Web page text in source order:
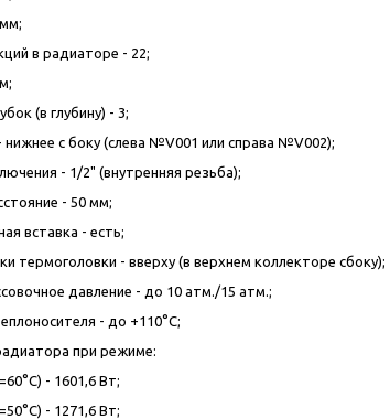
в радиаторе - 22;
(в глубину) - 3;
с боку (слева №V001 или справа №V002);
- 1/2" (внутренняя резьба);
- 50 мм;
вставка - есть;
термоголовки - вверху (в верхнем коллекторе сбоку);
давление - до 10 атм./15 атм.;
- до +110°C;
при режиме:
- 1601,6 Вт;
- 1271,6 Вт;